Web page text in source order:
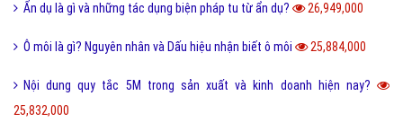
Ẩn dụ là gì và những tác dụng biện pháp tu từ ẩn dụ? 26,949,000
Ô môi là gì? Nguyên nhân và Dấu hiệu nhận biết ô môi 25,884,000
Nội dung quy tắc 5M trong sản xuất và kinh doanh hiện nay?
25,832,000